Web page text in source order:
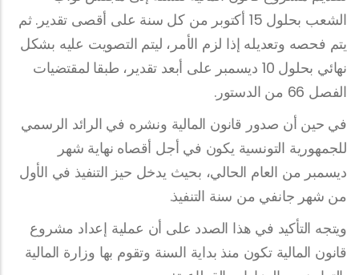
الشعب بحلول 15 أكتوبر من كل سنة على أقصى تقدير. ثم
يتم فحصه وتعديله إذا لزم الأمر، ليتم التصويت عليه بشكل
نهائي بحلول 10 ديسمبر على أبعد تقدير، طبقا لمقتضيات
الفصل 66 من الدستور.
في حين أن صدور قانون المالية ونشره في الرائد الرسمي
للجمهورية التونسية يكون في أجل أقصاه نهاية شهر
ديسمبر من العام الحالي، بحيث يدخل حيز التنفيذ في الأول
من شهر جانفي من سنة التنفيذ.
ويتجه التأكيد في هذا الصدد على أن عملية إعداد مشروع
قانون المالية تكون منذ بداية السنة وتقوم بها وزارة المالية